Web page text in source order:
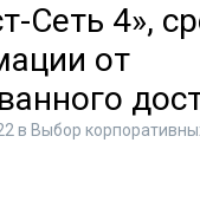
Сеть 4»,
от
в Выбор